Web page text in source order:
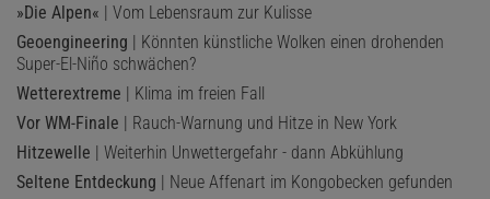
»Die Alpen« | Vom Lebensraum zur Kulisse
Geoengineering | Könnten künstliche Wolken einen drohenden
Super-El-Niño schwächen?
Wetterextreme | Klima im freien Fall
Vor WM-Finale | Rauch-Warnung und Hitze in New York
Hitzewelle | Weiterhin Unwettergefahr - dann Abkühlung
Seltene Entdeckung | Neue Affenart im Kongobecken gefunden